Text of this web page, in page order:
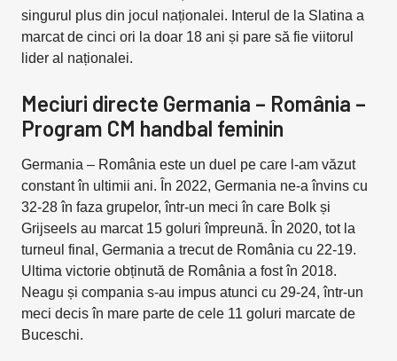
singurul plus din jocul naționalei. Interul de la Slatina a
marcat de cinci ori la doar 18 ani și pare să fie viitorul
lider al naționalei.
Meciuri directe Germania – România –
Program CM handbal feminin
Germania – România este un duel pe care l-am văzut
constant în ultimii ani. În 2022, Germania ne-a învins cu
32-28 în faza grupelor, într-un meci în care Bolk și
Grijseels au marcat 15 goluri împreună. În 2020, tot la
turneul final, Germania a trecut de România cu 22-19.
Ultima victorie obținută de România a fost în 2018.
Neagu și compania s-au impus atunci cu 29-24, într-un
meci decis în mare parte de cele 11 goluri marcate de
Buceschi.